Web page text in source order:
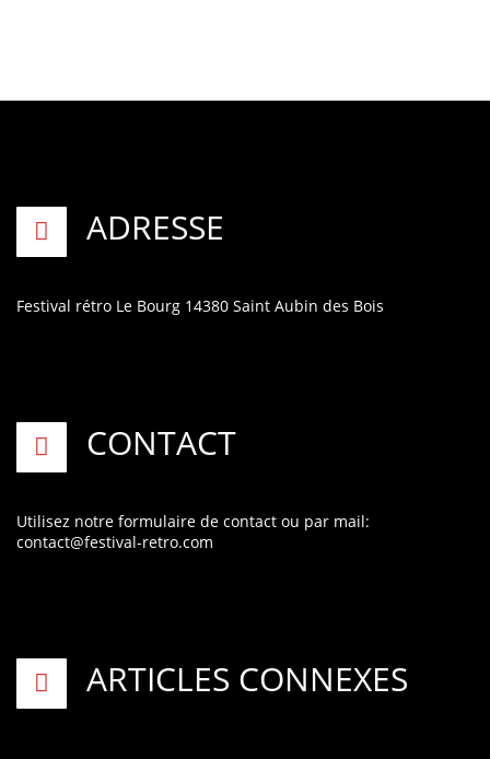
ADRESSE
Festival rétro Le Bourg 14380 Saint Aubin des Bois
CONTACT
Utilisez notre formulaire de contact ou par mail:
contact@festival-retro.com
ARTICLES CONNEXES